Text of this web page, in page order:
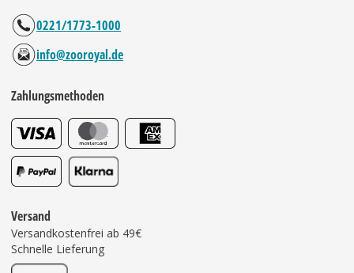
0221/1773-1000
info@zooroyal.de
Zahlungsmethoden
Versand
Versandkostenfrei ab 49€
Schnelle Lieferung